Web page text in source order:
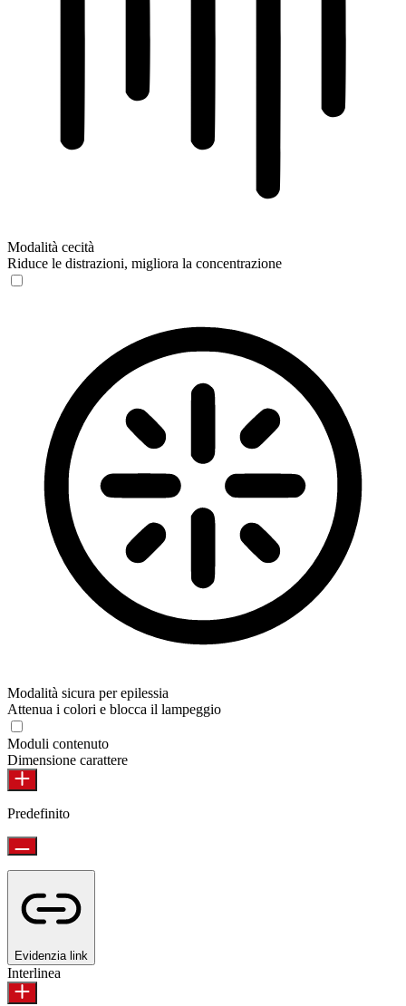
Modalità cecità
Riduce le distrazioni, migliora la concentrazione
Modalità sicura per epilessia
Attenua i colori e blocca il lampeggio
Moduli contenuto
Dimensione carattere
Predefinito
Evidenzia link
Interlinea